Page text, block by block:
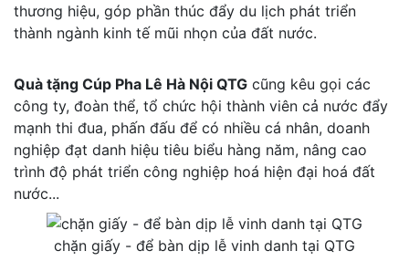
thương hiệu, góp phần thúc đẩy du lịch phát triển
thành ngành kinh tế mũi nhọn của đất nước.
Quà tặng Cúp Pha Lê Hà Nội QTG cũng kêu gọi các
công ty, đoàn thể, tổ chức hội thành viên cả nước đẩy
mạnh thi đua, phấn đấu để có nhiều cá nhân, doanh
nghiệp đạt danh hiệu tiêu biểu hàng năm, nâng cao
trình độ phát triển công nghiệp hoá hiện đại hoá đất
nước...
chặn giấy - để bàn dịp lễ vinh danh tại QTG